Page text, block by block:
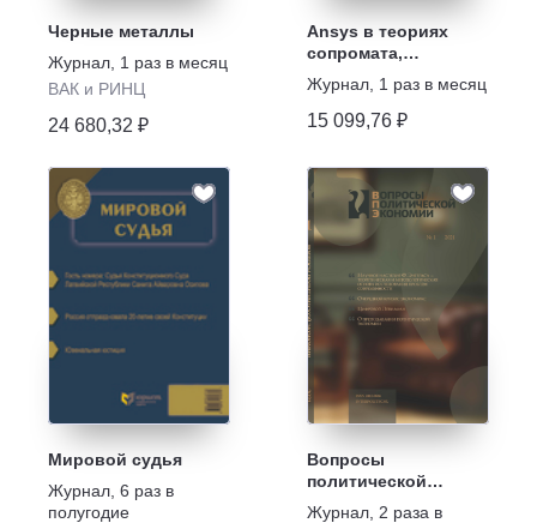
Черные металлы
Журнал 1 раз в месяц
ВАК и РИНЦ
24 680,32 ₽
Ansys в теориях
сопромата,
упругости,
пластичности,
обработки
разрушения
Журнал 1 раз в месяц
15 099,76 ₽
Мировой судья
Журнал 6 раз в
полугодие
Вопросы
политической
экономии
Журнал 2 раза в